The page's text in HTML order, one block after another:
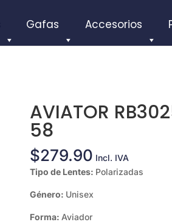
Gafas Accesorios
AVIATOR
58
$279.90 Incl. IVA
Tipo de Lentes: Polarizadas
Género: Unisex
Forma: Aviador